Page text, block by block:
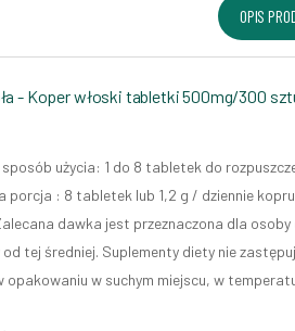
OPIS
- Koper włoski tabletki 500mg/300
użycia: 1 do 8 tabletek do
porcja : 8 tabletek lub 1,2 g / dziennie
dawka jest przeznaczona dla
tej średniej. Suplementy diety nie
opakowaniu w suchym miejscu, w